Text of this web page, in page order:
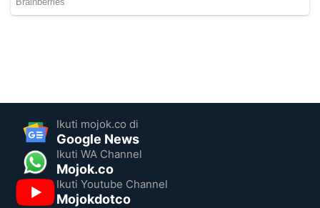
Ikuti mojok.co di
Google News
Ikuti WA Channel
Mojok.co
Ikuti Youtube Channel
Mojokdotco